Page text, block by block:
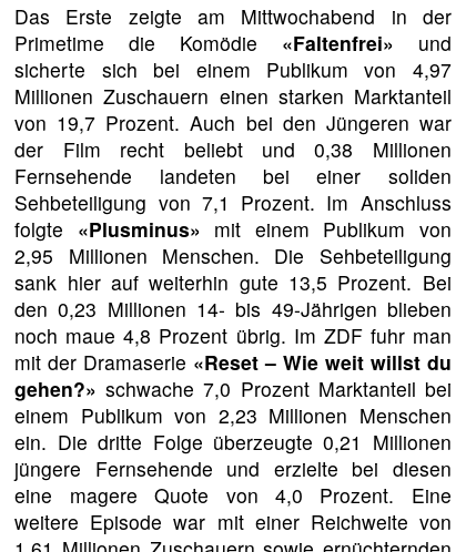
Das Erste zeigte am Mittwochabend in der
Primetime die Komödie «Faltenfrei» und
sicherte sich bei einem Publikum von 4,97
Millionen Zuschauern einen starken Marktanteil
von 19,7 Prozent. Auch bei den Jüngeren war
der Film recht beliebt und 0,38 Millionen
Fernsehende landeten bei einer soliden
Sehbeteiligung von 7,1 Prozent. Im Anschluss
folgte «Plusminus» mit einem Publikum von
2,95 Millionen Menschen. Die Sehbeteiligung
sank hier auf weiterhin gute 13,5 Prozent. Bei
den 0,23 Millionen 14- bis 49-Jährigen blieben
noch maue 4,8 Prozent übrig. Im ZDF fuhr man
mit der Dramaserie «Reset – Wie weit willst du
gehen?» schwache 7,0 Prozent Marktanteil bei
einem Publikum von 2,23 Millionen Menschen
ein. Die dritte Folge überzeugte 0,21 Millionen
jüngere Fernsehende und erzielte bei diesen
eine magere Quote von 4,0 Prozent. Eine
weitere Episode war mit einer Reichweite von